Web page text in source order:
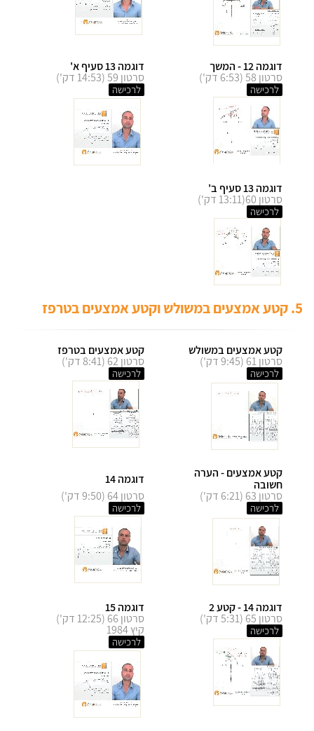
דוגמה 12 - המשך
סרטון 58 (6:53 דק')
לרכישה
דוגמה 13 סעיף א'
סרטון 59 (14:53 דק')
לרכישה
דוגמה 13 סעיף ב'
סרטון 60(13:11 דק')
לרכישה
5. קטע אמצעים במשולש וקטע אמצעים בטרפז
קטע אמצעים במשולש
סרטון 61 (9:45 דק')
לרכישה
קטע אמצעים בטרפז
סרטון 62 (8:41 דק')
לרכישה
קטע אמצעים - הערה
חשובה
סרטון 63 (6:21 דק')
לרכישה
דוגמה 14
סרטון 64 (9:50 דק')
לרכישה
דוגמה 14 - קטע 2
סרטון 65 (5:31 דק')
לרכישה
דוגמה 15
סרטון 66 (12:25 דק')
קיץ 1984
לרכישה